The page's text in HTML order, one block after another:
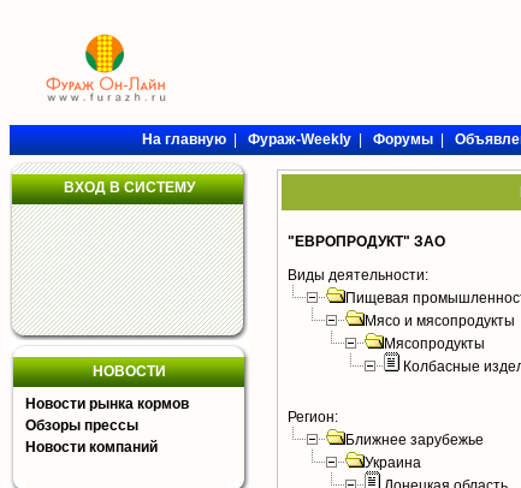
На главную|Фураж-Weekly|Форумы|
ВХОД В СИСТЕМУ
НОВОСТИ
Новости рынка кормов
Обзоры прессы
Новости компаний
"ЕВРОПРОДУКТ" ЗАО
Виды деятельности:
Пищевая
Мясо и мясопродукты
Мясопродукты
Колбасные
Регион:
Ближнее зарубежье
Украина